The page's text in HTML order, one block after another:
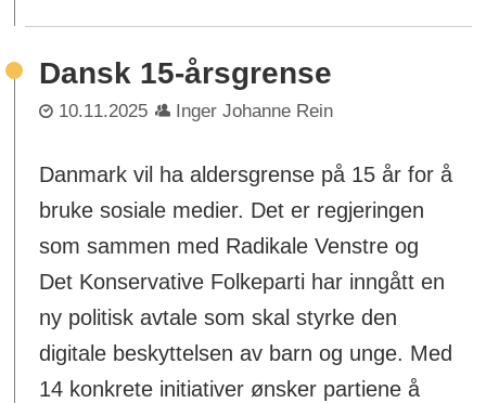
Dansk 15-årsgrense
10.11.2025 Inger Johanne Rein
Danmark vil ha aldersgrense på 15 år for å
bruke sosiale medier. Det er regjeringen
som sammen med Radikale Venstre og
Det Konservative Folkeparti har inngått en
ny politisk avtale som skal styrke den
digitale beskyttelsen av barn og unge. Med
14 konkrete initiativer ønsker partiene å